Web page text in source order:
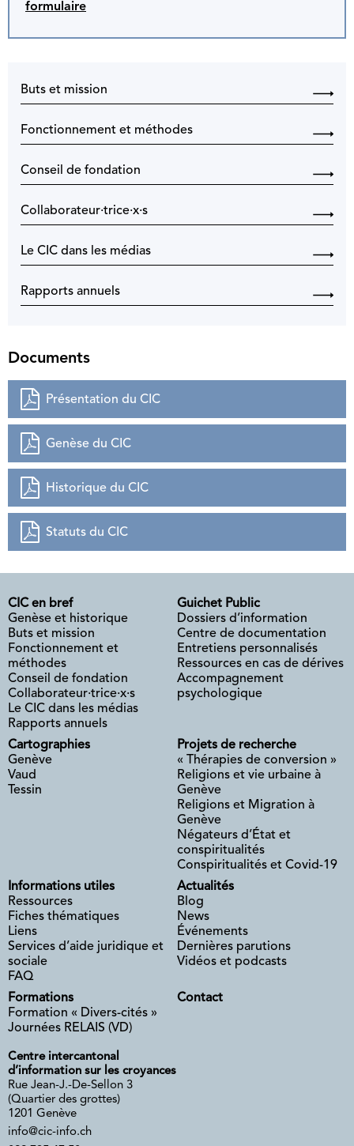
formulaire
Buts et mission
Fonctionnement et méthodes
Conseil de fondation
Collaborateur·trice·x·s
Le CIC dans les médias
Rapports annuels
Documents
Présentation du CIC
Genèse du CIC
Historique du CIC
Statuts du CIC
CIC en bref
Genèse et historique
Buts et mission
Fonctionnement et
méthodes
Conseil de fondation
Collaborateur·trice·x·s
Le CIC dans les médias
Rapports annuels
Guichet Public
Dossiers d’information
Centre de documentation
Entretiens personnalisés
Ressources en cas de dérives
Accompagnement
psychologique
Cartographies
Genève
Vaud
Tessin
Projets de recherche
« Thérapies de conversion »
Religions et vie urbaine à
Genève
Religions et Migration à
Genève
Négateurs d’État et
conspiritualités
Conspiritualités et Covid-19
Informations utiles
Ressources
Fiches thématiques
Liens
Services d’aide juridique et
sociale
FAQ
Actualités
Blog
News
Événements
Dernières parutions
Vidéos et podcasts
Formations
Formation « Divers-cités »
Journées RELAIS (VD)
Contact
Centre intercantonal
d’information sur les croyances
Rue Jean-J.-De-Sellon 3
(Quartier des grottes)
1201 Genève
info@cic-info.ch